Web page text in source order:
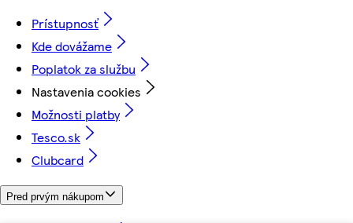
Prístupnosť
Kde dovážame
Poplatok za službu
Nastavenia cookies
Možnosti platby
Tesco.sk
Clubcard
Pred prvým nákupom